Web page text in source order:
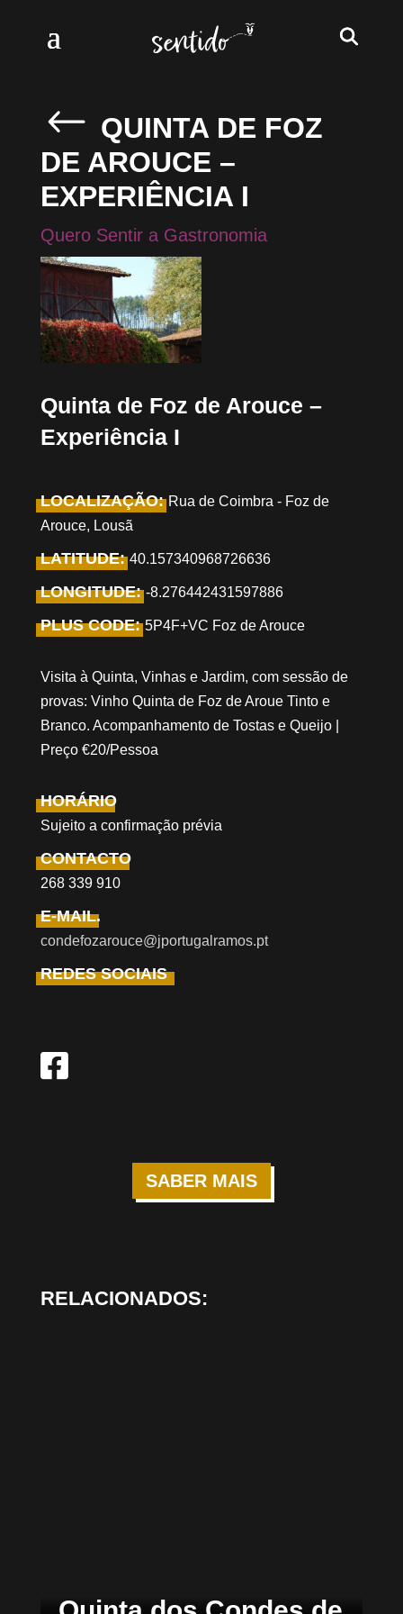
QUINTA DE FOZ
DE AROUCE –
EXPERIÊNCIA I
Quero Sentir a Gastronomia
Quinta de Foz de Arouce –
Experiência I
LOCALIZAÇÃO: Rua de Coimbra - Foz de
Arouce, Lousã
LATITUDE:40.157340968726636
LONGITUDE:-8.276442431597886
PLUS CODE:5P4F+VC Foz de Arouce
Visita à Quinta, Vinhas e Jardim, com sessão de
provas: Vinho Quinta de Foz de Aroue Tinto e
Branco. Acompanhamento de Tostas e Queijo |
Preço €20/Pessoa
HORÁRIO
Sujeito a confirmação prévia
CONTACTO
268 339 910
E-MAIL.
condefozarouce@jportugalramos.pt
REDES SOCIAIS
SABER MAIS
RELACIONADOS: